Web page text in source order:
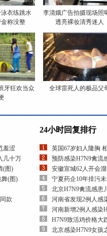
衣练跳水
称没整
李清娥广告拍摄现场照
透亮裸妆清秀迷人
牙狂欢当众
全球雷死人的极品父
羞涩
几十万
(图)
舞(图)
款
24小时回复排行
英国67岁妇人隆胸
预防感染H7N9禽流
安徽宣城62人开会
宁夏药企10年排污
北京H7N9禽流感患
河南省发现2例人感
河南新增2例人感染
H7N9致活鸡价格大
北京感染H7N9女孩